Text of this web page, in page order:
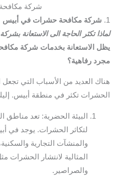
شركة
1.
شركة مكافحة حشرات في أبيس
لماذا تكثر الحاجة الى الاستعانة
يظل الاستعانة بخدمات شركة
مجرد رفاهية؟
هناك العديد من الأسباب التي
الحشرات تكثر في منطقة أبيس.
البيئة الحضرية: تعد مناطق
لتكاثر الحشرات. يوجد في
والمنشآت التجارية
المثالية لانتشار الحشرات
والصراصير.